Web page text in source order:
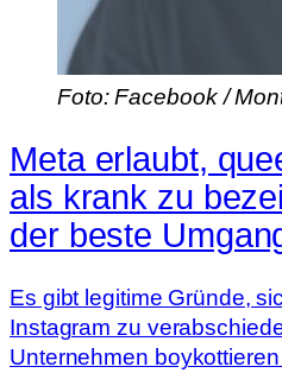
Foto: Facebook /
Meta erlaubt,
als krank zu
der beste
Es gibt legitime Gründe,
Instagram zu
Unternehmen